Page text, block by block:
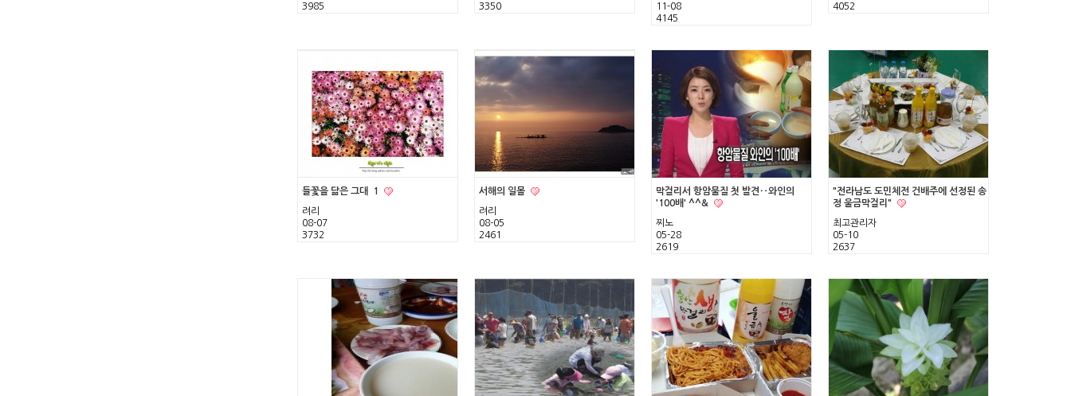
3985
3350
11-08
4145
4052
들꽃을 닮은 그대 1
려리
08-07
3732
서해의 일몰
려리
08-05
2461
막걸리서 항암물질 첫 발견‥와인의
'100배' ^^&
찌노
05-28
2619
"전라남도 도민체전 건배주에 선정된 송
정 울금막걸리"
최고관리자
05-10
2637